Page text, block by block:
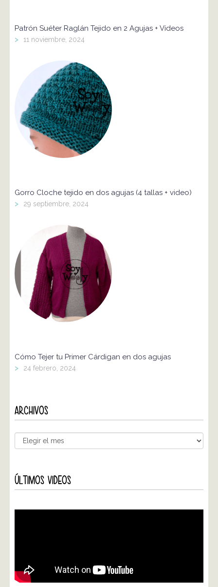
Patrón Suéter Raglán Tejido en 2 Agujas + Vídeos
> 11 noviembre, 2024
Gorro Cloche tejido en dos agujas (4 tallas + video)
> 29 septiembre, 2024
Cómo Tejer tu Primer Cárdigan en dos agujas
> 24 febrero, 2024
ARCHIVOS
ÚLTIMOS VIDEOS